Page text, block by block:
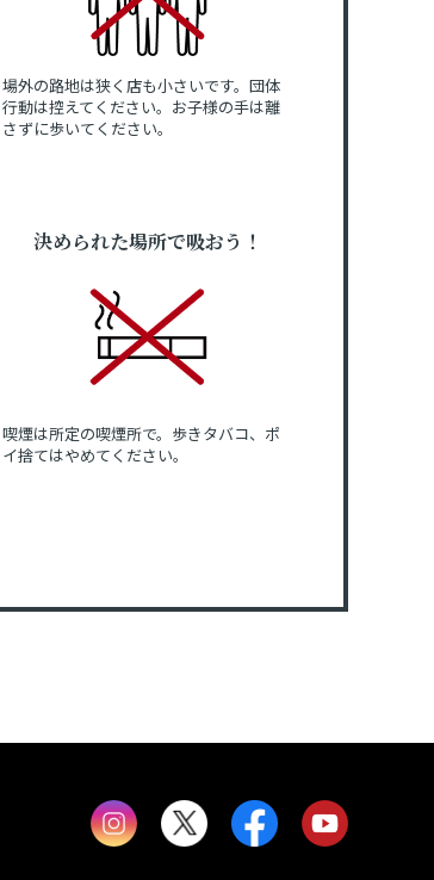
場外の路地は狭く店も小さいです。団体
行動は控えてください。お子様の手は離
さずに歩いてください。
決められた場所で吸おう！
喫煙は所定の喫煙所で。歩きタバコ、ポ
イ捨てはやめてください。